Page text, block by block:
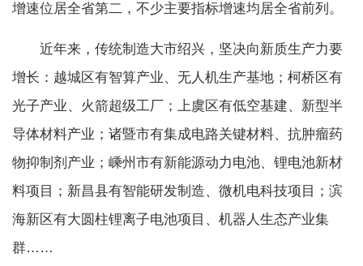
增速位居全省第二，不少主要指标增速均居全省前列。
近年来，传统制造大市绍兴，坚决向新质生产力要
增长：越城区有智算产业、无人机生产基地；柯桥区有
光子产业、火箭超级工厂；上虞区有低空基建、新型半
导体材料产业；诸暨市有集成电路关键材料、抗肿瘤药
物抑制剂产业；嵊州市有新能源动力电池、锂电池新材
料项目；新昌县有智能研发制造、微机电科技项目；滨
海新区有大圆柱锂离子电池项目、机器人生态产业集
群……